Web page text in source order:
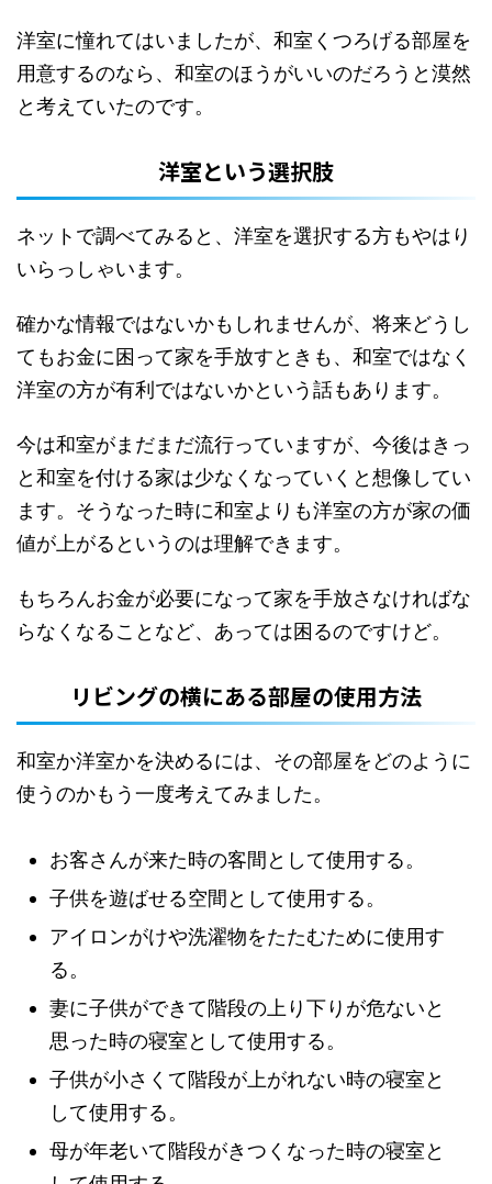
洋室に憧れてはいましたが、和室くつろげる部屋を
用意するのなら、和室のほうがいいのだろうと漠然
と考えていたのです。
洋室という選択肢
ネットで調べてみると、洋室を選択する方もやはり
いらっしゃいます。
確かな情報ではないかもしれませんが、将来どうし
てもお金に困って家を手放すときも、和室ではなく
洋室の方が有利ではないかという話もあります。
今は和室がまだまだ流行っていますが、今後はきっ
と和室を付ける家は少なくなっていくと想像してい
ます。そうなった時に和室よりも洋室の方が家の価
値が上がるというのは理解できます。
もちろんお金が必要になって家を手放さなければな
らなくなることなど、あっては困るのですけど。
リビングの横にある部屋の使用方法
和室か洋室かを決めるには、その部屋をどのように
使うのかもう一度考えてみました。
お客さんが来た時の客間として使用する。
子供を遊ばせる空間として使用する。
アイロンがけや洗濯物をたたむために使用す
る。
妻に子供ができて階段の上り下りが危ないと
思った時の寝室として使用する。
子供が小さくて階段が上がれない時の寝室と
して使用する。
母が年老いて階段がきつくなった時の寝室と